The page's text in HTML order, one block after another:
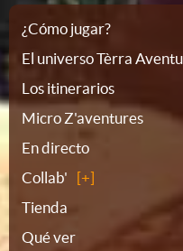
Plano
del
sitio
¿Cómo jugar?
El universo Tèrra
Los itinerarios
Micro Z'aventures
En directo
Collab'
Tienda
Qué ver